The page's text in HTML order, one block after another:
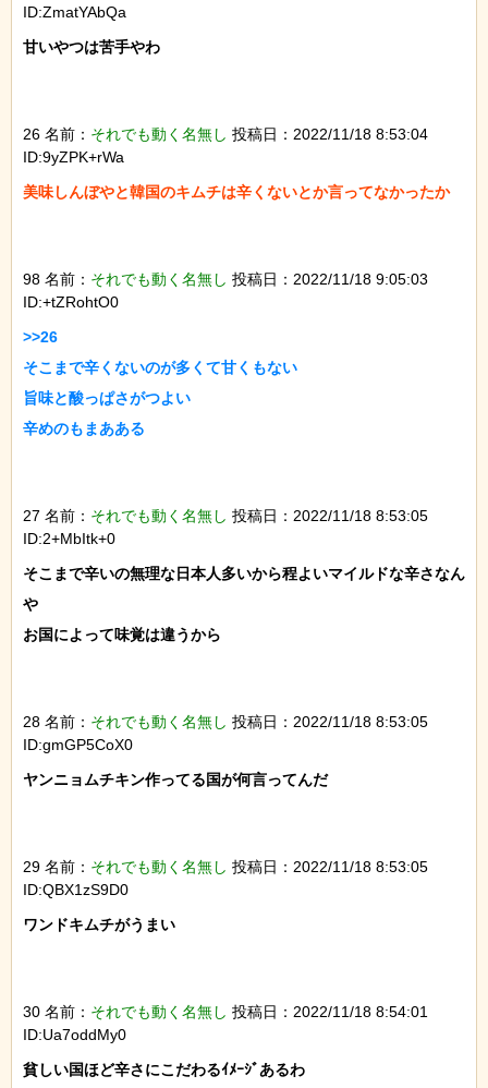
ID:ZmatYAbQa
甘いやつは苦手やわ
26 名前： それでも動く名無し 投稿日：2022/11/18 8:53:04
ID:9yZPK+rWa
美味しんぼやと韓国のキムチは辛くないとか言ってなかったか
98 名前： それでも動く名無し 投稿日：2022/11/18 9:05:03
ID:+tZRohtO0
>>26
そこまで辛くないのが多くて甘くもない
旨味と酸っぱさがつよい
辛めのもまあある
27 名前： それでも動く名無し 投稿日：2022/11/18 8:53:05
ID:2+MbItk+0
そこまで辛いの無理な日本人多いから程よいマイルドな辛さなん
や
お国によって味覚は違うから
28 名前： それでも動く名無し 投稿日：2022/11/18 8:53:05
ID:gmGP5CoX0
ヤンニョムチキン作ってる国が何言ってんだ
29 名前： それでも動く名無し 投稿日：2022/11/18 8:53:05
ID:QBX1zS9D0
ワンドキムチがうまい
30 名前： それでも動く名無し 投稿日：2022/11/18 8:54:01
ID:Ua7oddMy0
貧しい国ほど辛さにこだわるｲﾒｰｼﾞあるわ